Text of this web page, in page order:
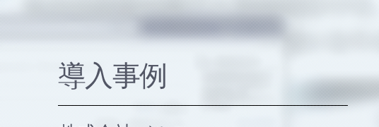
導入事例